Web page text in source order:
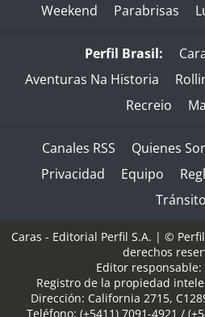
Weekend
Parabrisas
Perfil Brasil:
Aventuras Na Historia
Recreio
Canales RSS Quienes
Privacidad
Equipo
Tránsito
Caras - Editorial Perfil S.A. | ©
derechos
Editor responsable:
Registro de la propiedad
Dirección: California 2715,
Teléfono: (+5411) 7091-4921 /